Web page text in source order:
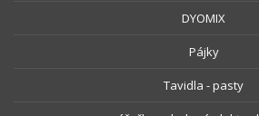
DYOMIX
Pájky
Tavidla - pasty